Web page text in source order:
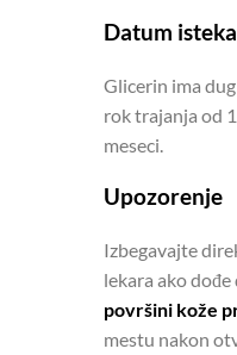
Datum isteka
Glicerin ima
rok trajanja od
meseci.
Upozorenje
Izbegavajte
lekara ako
površini kože
mestu nakon